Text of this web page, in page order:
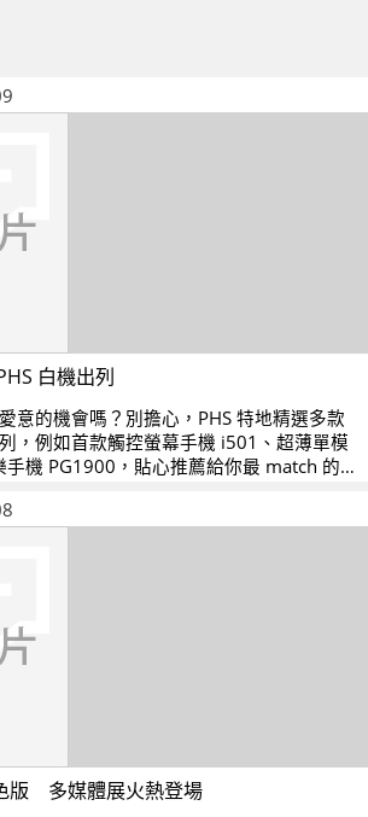
白機出列
意的機會嗎？別擔心，PHS 特地精選多款
，例如首款觸控螢幕手機 i501、超薄單模
機 PG1900，貼心推薦給你最 match 的情
版 多媒體展火熱登場